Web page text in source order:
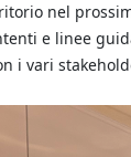
nel
e linee
i vari